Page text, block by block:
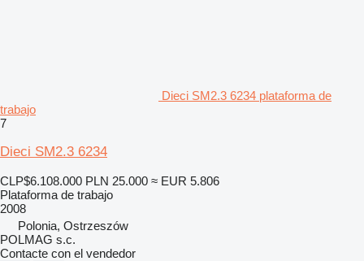
Dieci SM2.3 6234 plataforma de
trabajo
7
Dieci SM2.3 6234
CLP$6.108.000 PLN 25.000 ≈ EUR 5.806
Plataforma de trabajo
2008
Polonia, Ostrzeszów
POLMAG s.c.
Contacte con el vendedor